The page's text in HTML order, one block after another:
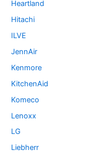
Heartland
Hitachi
ILVE
JennAir
Kenmore
KitchenAid
Komeco
Lenoxx
LG
Liebherr